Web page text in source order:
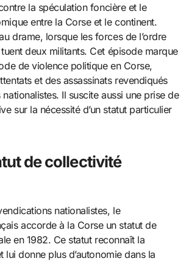
la spéculation foncière et le
entre la Corse et le continent.
drame, lorsque les forces de l’ordre
tuent deux militants. Cet épisode marque
de violence politique en Corse,
et des assassinats revendiqués
Il suscite aussi une prise de
sur la nécessité d’un statut particulier
de collectivité
nationalistes, le
accorde à la Corse un statut de
en 1982. Ce statut reconnaît la
lui donne plus d’autonomie dans la